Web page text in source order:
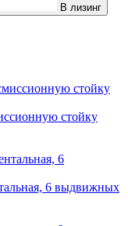
В лизинг
стойку
6 выдвижных